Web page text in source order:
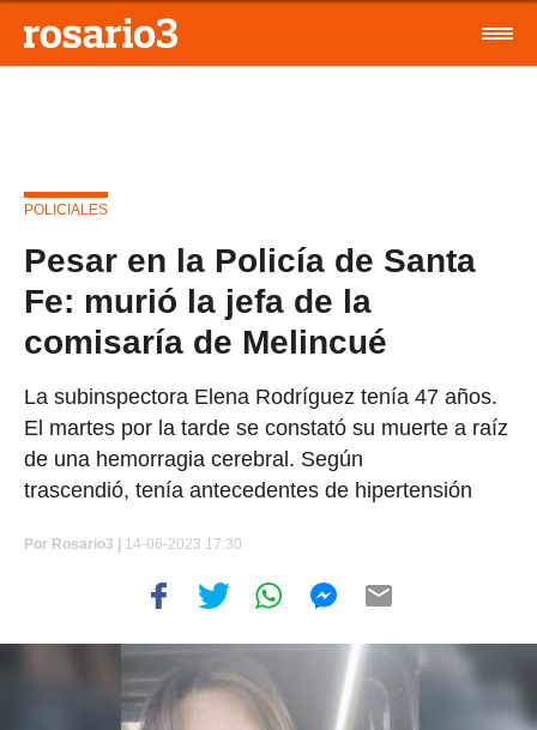
POLICIALES
Pesar en la Policía de Santa
Fe: murió la jefa de la
comisaría de Melincué
La subinspectora Elena Rodríguez tenía 47 años.
El martes por la tarde se constató su muerte a raíz
de una hemorragia cerebral. Según
trascendió, tenía antecedentes de hipertensión
Por Rosario3 | 14-06-2023 17:30